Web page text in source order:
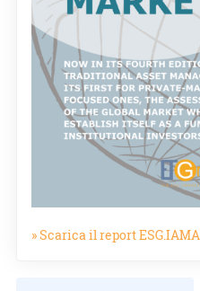
» Scarica il report ESG.IAMA